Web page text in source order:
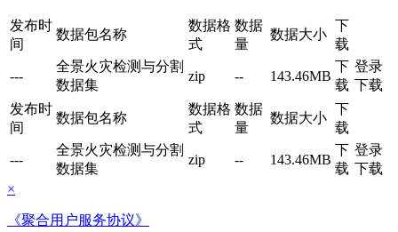
发布时
间
数据包名称
数据格
式
数据
量
数据大小
下
载
---
全景火灾检测与分割
数据集
zip -- 143.46MB
下
载
登录
下载
发布时
间
数据包名称
数据格
式
数据
量
数据大小
下
载
---
全景火灾检测与分割
数据集
zip -- 143.46MB
下
载
登录
下载
×
《聚合用户服务协议》